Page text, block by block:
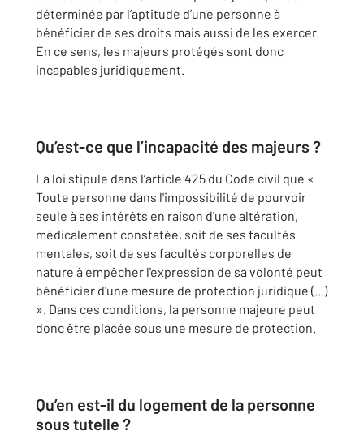
déterminée par l’aptitude d’une personne à
bénéficier de ses droits mais aussi de les exercer.
En ce sens, les majeurs protégés sont donc
incapables juridiquement.
Qu’est-ce que l’incapacité des majeurs ?
La loi stipule dans l’article 425 du Code civil que «
Toute personne dans l'impossibilité de pourvoir
seule à ses intérêts en raison d'une altération,
médicalement constatée, soit de ses facultés
mentales, soit de ses facultés corporelles de
nature à empêcher l'expression de sa volonté peut
bénéficier d'une mesure de protection juridique (...)
». Dans ces conditions, la personne majeure peut
donc être placée sous une mesure de protection.
Qu’en est-il du logement de la personne
sous tutelle ?